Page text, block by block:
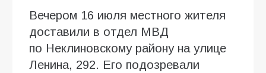
Вечером 16 июля местного жителя
доставили в отдел МВД
по Неклиновскому району на улице
Ленина, 292. Его подозревали